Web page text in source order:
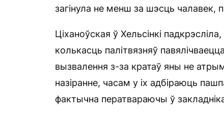
загінула не менш за шэсць чалавек,
Ціханоўская ў Хельсінкі
колькасць палітвязняў
вызвалення з-за кратаў яны не
назіранне, часам у іх адбіраюць
фактычна ператвараючы ў